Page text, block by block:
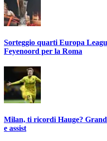
Sorteggio quarti Europa
Feyenoord per la Roma
Milan, ti ricordi Hauge?
e assist